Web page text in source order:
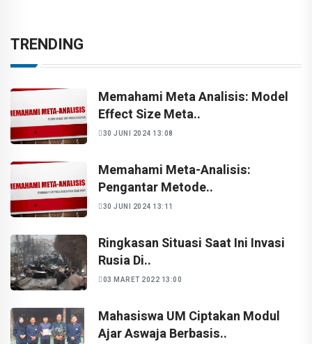
TRENDING
Memahami Meta Analisis: Model
Effect Size Meta..
30 JUNI 2024 13:08
Memahami Meta-Analisis:
Pengantar Metode..
30 JUNI 2024 13:11
Ringkasan Situasi Saat Ini Invasi
Rusia Di..
03 MARET 2022 13:00
Mahasiswa UM Ciptakan Modul
Ajar Aswaja Berbasis..